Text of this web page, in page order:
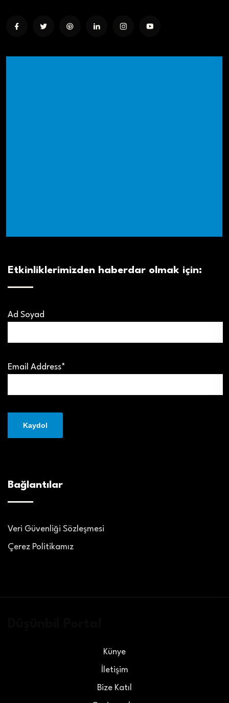
Etkinliklerimizden haberdar olmak için:
Ad Soyad
Email Address*
Bağlantılar
Veri Güvenliği Sözleşmesi
Çerez Politikamız
Künye
İletişim
Bize Katıl